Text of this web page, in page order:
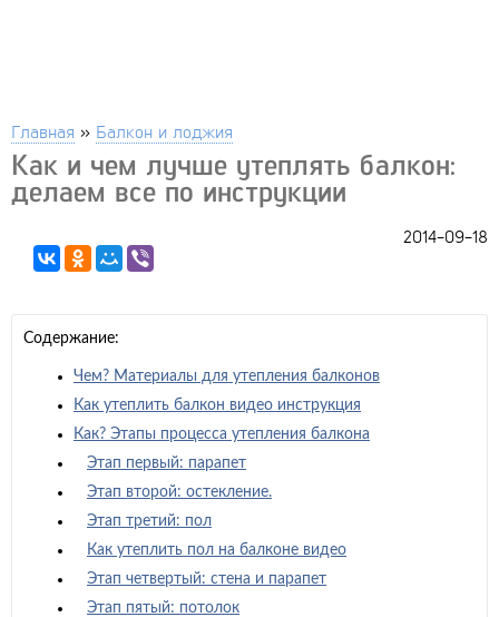
Главная » Балкон и лоджия
Как и чем лучше утеплять балкон:
делаем все по инструкции
2014-09-18
Содержание:
Чем? Материалы для утепления балконов
Как утеплить балкон видео инструкция
Как? Этапы процесса утепления балкона
Этап первый: парапет
Этап второй: остекление.
Этап третий: пол
Как утеплить пол на балконе видео
Этап четвертый: стена и парапет
Этап пятый: потолок